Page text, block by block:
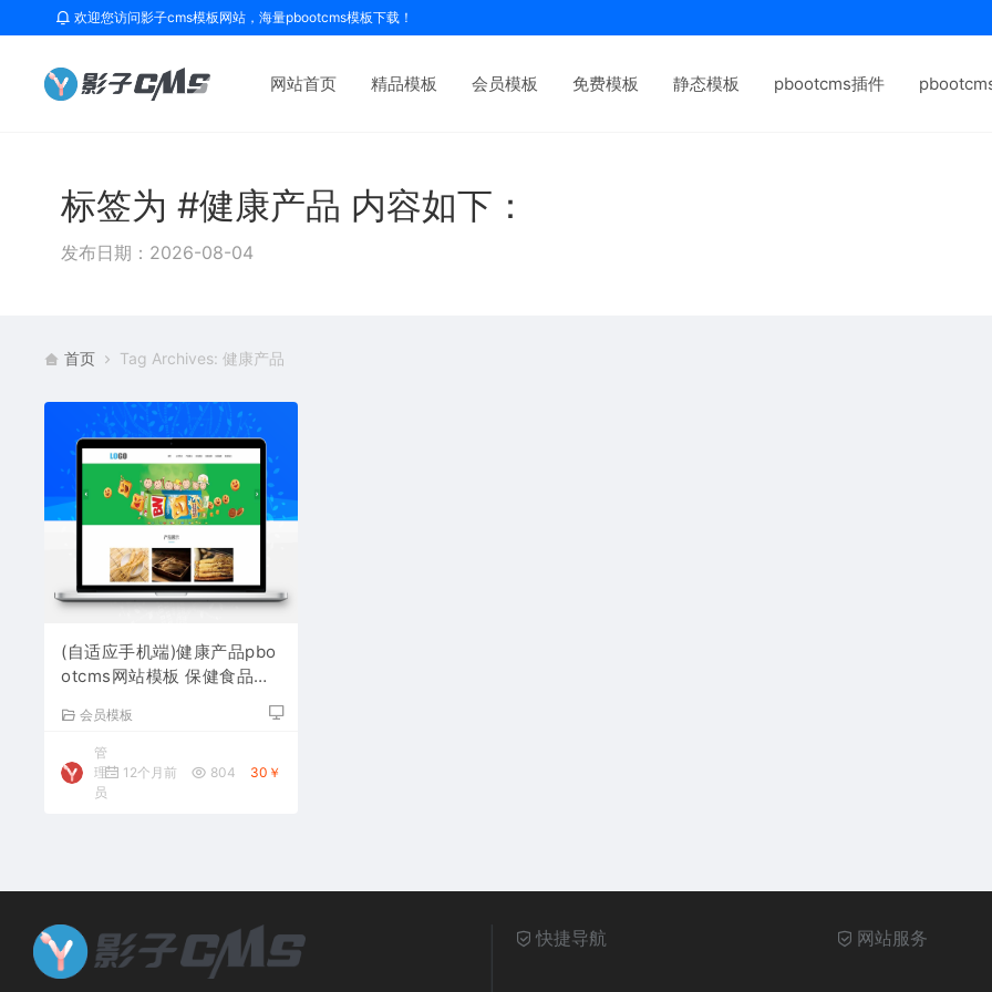
欢迎您访问影子cms模板网站，海量pbootcms模板下载！
网站首页 精品模板 会员模板 免费模板 静态模板 pbootcms插件
标签为 #健康产品 内容如下：
发布日期：2026-08-04
首页 Tag Archives: 健康产品
(自适应手机端)健康产品pbo
otcms网站模板 保健食品网
会员模板
管
理
员
12个月前 804 30￥
快捷导航 网站服务